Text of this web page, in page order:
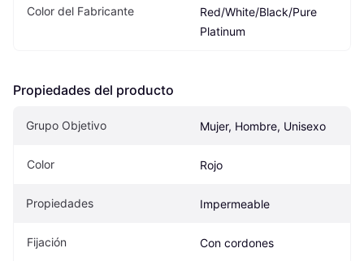
Color del Fabricante
Red/White/Black/Pure
Platinum
Propiedades del producto
Grupo Objetivo Mujer, Hombre, Unisexo
Color Rojo
Propiedades Impermeable
Fijación Con cordones